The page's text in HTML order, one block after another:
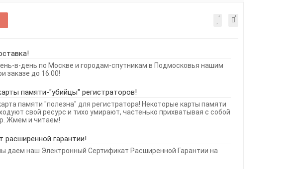
в-день по Москве и городам-спутникам в Подмосковья нашим
заказе до 16:00!
памяти-"убийцы" регистраторов!
памяти "полезна" для регистратора! Некоторые карты памяти
свой ресурс и тихо умирают, частенько прихватывая с собой
Жмем и читаем!
расширенной гарантии!
даем наш Электронный Сертификат Расширенной Гарантии на